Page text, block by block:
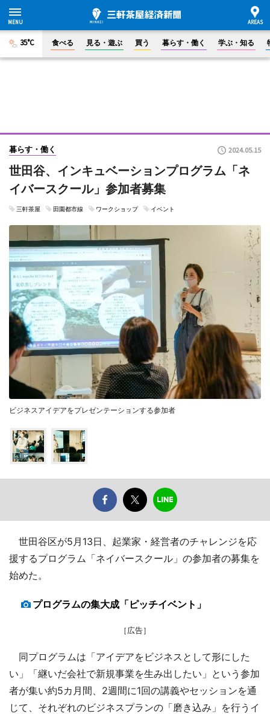
35°C 食べる 見る・遊ぶ 買う 暮らす・働く 学ぶ・知る
暮らす・働く 2024.05.15
世田谷、インキュベーションプログラム「ネ
イバースクール」参加者募集
三軒茶屋 田園都市線 ワークショップ イベント
ビジネスアイデアをプレゼンテーションする参加者
世田谷区が5月13日、起業家・経営者のチャレンジを応
援するプログラム「ネイバースクール」の参加者の募集を
始めた。
プログラムの集大成「ピッチイベント」
［広告］
同プログラムは「アイデアをビジネスとして形にした
い」「継いだ会社で新規事業を生み出したい」という参加
者が集い約5カ月間、2週間に1回の講義やセッションを通
じて、それぞれのビジネスプランの「磨き込み」を行うイ